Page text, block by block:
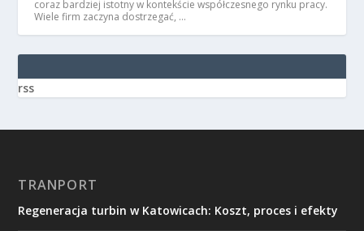
coraz bardziej istotny w kontekście współczesnego rynku pracy.
Wiele firm zaczyna dostrzegać, …
rss
TRANPORT
Regeneracja turbin w Katowicach: Koszt, proces i efekty